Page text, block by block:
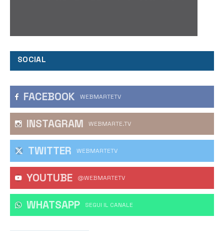
SOCIAL
FACEBOOK WEBMARTETV
INSTAGRAM WEBMARTE.TV
TWITTER WEBMARTETV
YOUTUBE @WEBMARTETV
WHATSAPP ‎SEGUI IL CANALE